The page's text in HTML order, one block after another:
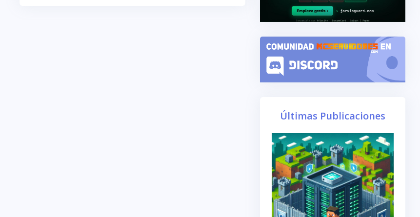
Últimas Publicaciones